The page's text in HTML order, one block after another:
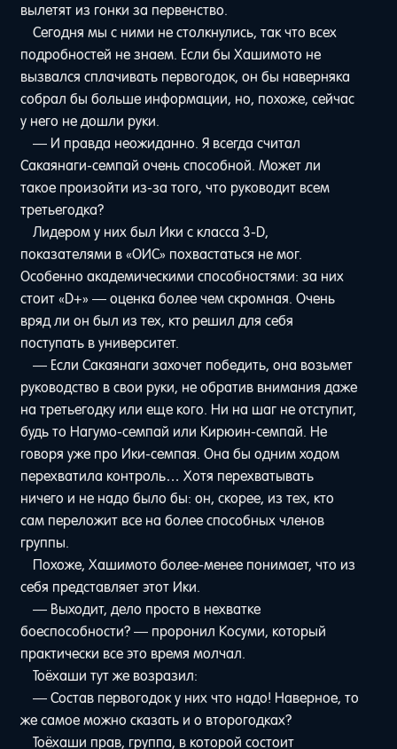
вылетят из гонки за первенство.
Сегодня мы с ними не столкнулись, так что всех
подробностей не знаем. Если бы Хашимото не
вызвался сплачивать первогодок, он бы наверняка
собрал бы больше информации, но, похоже, сейчас
у него не дошли руки.
— И правда неожиданно. Я всегда считал
Сакаянаги-семпай очень способной. Может ли
такое произойти из-за того, что руководит всем
третьегодка?
Лидером у них был Ики с класса 3-D,
показателями в «ОИС» похвастаться не мог.
Особенно академическими способностями: за них
стоит «D+» — оценка более чем скромная. Очень
вряд ли он был из тех, кто решил для себя
поступать в университет.
— Если Сакаянаги захочет победить, она возьмет
руководство в свои руки, не обратив внимания даже
на третьегодку или еще кого. Ни на шаг не отступит,
будь то Нагумо-семпай или Кирюин-семпай. Не
говоря уже про Ики-семпая. Она бы одним ходом
перехватила контроль… Хотя перехватывать
ничего и не надо было бы: он, скорее, из тех, кто
сам переложит все на более способных членов
группы.
Похоже, Хашимото более-менее понимает, что из
себя представляет этот Ики.
— Выходит, дело просто в нехватке
боеспособности? — проронил Косуми, который
практически все это время молчал.
Тоёхаши тут же возразил:
— Состав первогодок у них что надо! Наверное, то
же самое можно сказать и о второгодках?
Тоёхаши прав, группа, в которой состоит